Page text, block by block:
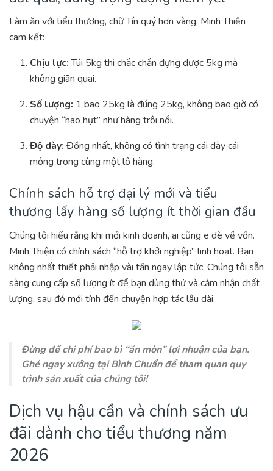
Làm ăn với tiểu thương, chữ Tín quý hơn vàng. Minh Thiện
cam kết:
Chịu lực:Túi 5kg thì chắc chắn đựng được 5kg mà
không giãn quai.
Số lượng: 1 bao 25kg là đúng 25kg, không bao giờ có
chuyện “hao hụt” như hàng trôi nổi.
Độ dày: Đồng nhất, không có tình trạng cái dày cái
mỏng trong cùng một lô hàng.
Chính sách hỗ trợ đại lý mới và tiểu
thương lấy hàng số lượng ít thời gian đầu
Chúng tôi hiểu rằng khi mới kinh doanh, ai cũng e dè về vốn.
Minh Thiện có chính sách “hỗ trợ khởi nghiệp” linh hoạt. Bạn
không nhất thiết phải nhập vài tấn ngay lập tức. Chúng tôi sẵn
sàng cung cấp số lượng ít để bạn dùng thử và cảm nhận chất
lượng, sau đó mới tính đến chuyện hợp tác lâu dài.
Đừng để chi phí bao bì “ăn mòn” lợi nhuận của bạn.
Ghé ngay xưởng tại Bình Chuẩn để tham quan quy
trình sản xuất của chúng tôi!
Dịch vụ hậu cần và chính sách ưu
đãi dành cho tiểu thương năm
2026